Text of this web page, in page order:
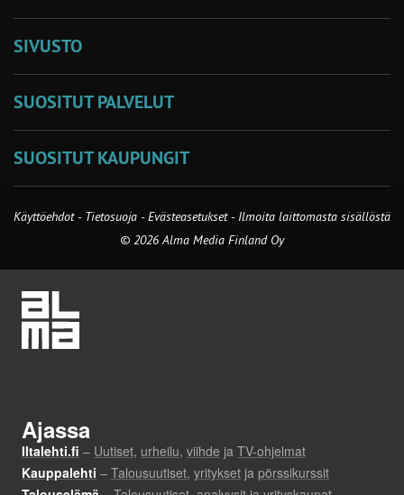
SIVUSTO
SUOSITUT PALVELUT
SUOSITUT KAUPUNGIT
Käyttöehdot - Tietosuoja -Evästeasetukset- Ilmoita laittomasta sisällöstä
© 2026 Alma Media Finland Oy